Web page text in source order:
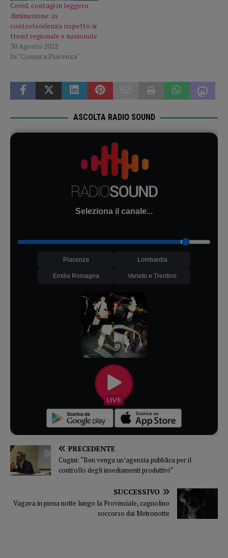
Covid, contagi in leggera
diminuzione: in
controtendenza rispetto ai
trend regionale e nazionale
30 Agosto 2022
In "Cronaca Piacenza"
ASCOLTA RADIO SOUND
Seleziona il canale...
Piacenza Lombardia
Emilia Romagna Veneto e Trentino
PRECEDENTE
Cugini: “Ben venga un’agenzia pubblica per il
controllo degli insediamenti produttivi”
SUCCESSIVO
Vagava in piena notte lungo la Provinciale, cagnolino
soccorso dai Metronotte